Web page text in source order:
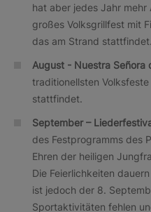
hat aber jedes Jahr mehr
großes Volksgrillfest mit
das am Strand stattfindet.
August - Nuestra Señora
traditionellsten
stattfindet.
September –
des Festprogramms des
Ehren der heiligen
Die Feierlichkeiten
ist jedoch der 8.
Sportaktivitäten fehlen